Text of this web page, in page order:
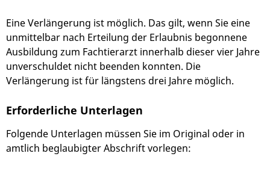
Eine Verlängerung ist möglich. Das gilt, wenn Sie eine
unmittelbar nach Erteilung der Erlaubnis begonnene
Ausbildung zum Fachtierarzt innerhalb dieser vier Jahre
unverschuldet nicht beenden konnten. Die
Verlängerung ist für längstens drei Jahre möglich.
Erforderliche Unterlagen
Folgende Unterlagen müssen Sie im Original oder in
amtlich beglaubigter Abschrift vorlegen: